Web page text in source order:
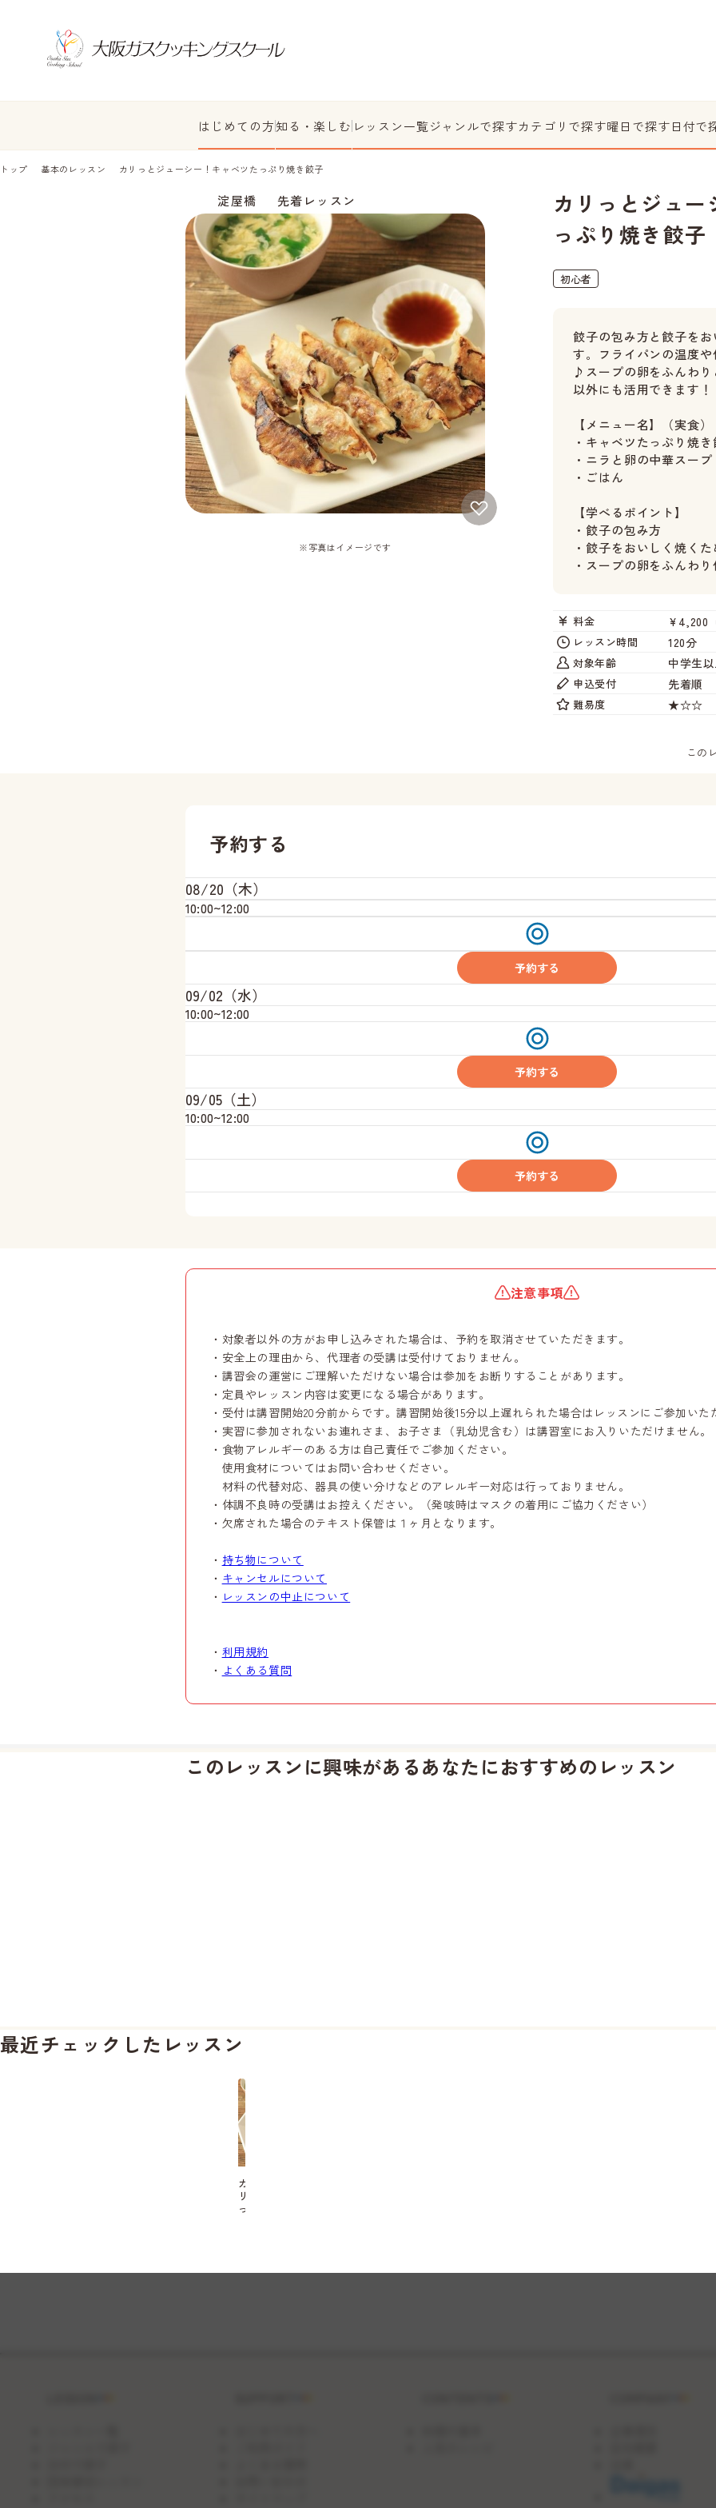
はじめての方知る・楽しむ レッスン一覧ジャンルで探すカテゴリで探す曜日で探す日付で
トップ 基本のレッスン カリっとジューシー！キャベツたっぷり焼き餃子
淀屋橋 先着レッスン
※写真はイメージです
カリっとジュー
っぷり焼き餃子
初心者
餃子の包み方と餃子を
す。フライパンの温度
♪スープの卵をふんわ
以外にも活用できます！
【メニュー名】（実食）
・キャベツたっぷり焼
・ニラと卵の中華スープ
・ごはん
【学べるポイント】
・餃子の包み方
・餃子をおいしく焼く
・スープの卵をふんわ
料金 ¥4,200
レッスン時間 120分
対象年齢 中学生
申込受付 先着順
難易度 ★☆☆
この
予約する
08/20（木）
10:00~12:00
受
付
中
予約する
09/02（水）
10:00~12:00
受
付
中
予約する
09/05（土）
10:00~12:00
受
付
中
予約する
注意事項
・対象者以外の方がお申し込みされた場合は、予約を取消させていただきます。
・安全上の理由から、代理者の受講は受付けておりません。
・講習会の運営にご理解いただけない場合は参加をお断りすることがあります。
・定員やレッスン内容は変更になる場合があります。
・受付は講習開始20分前からです。講習開始後15分以上遅れられた場合はレッスンにご参加いた
・実習に参加されないお連れさま、お子さま（乳幼児含む）は講習室にお入りいただけません。
・食物アレルギーのある方は自己責任でご参加ください。
使用食材についてはお問い合わせください。
材料の代替対応、器具の使い分けなどのアレルギー対応は行っておりません。
・体調不良時の受講はお控えください。（発咳時はマスクの着用にご協力ください）
・欠席された場合のテキスト保管は１ヶ月となります。
・ 持ち物について
・ キャンセルについて
・ レッスンの中止について
・ 利用規約
・ よくある質問
このレッスンに興味があるあなたにおすすめのレッスン
最近チェックしたレッスン
カ
リ
っ
シ